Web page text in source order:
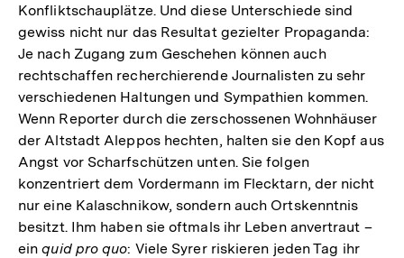
Konfliktschauplätze. Und diese Unterschiede sind
gewiss nicht nur das Resultat gezielter Propaganda:
Je nach Zugang zum Geschehen können auch
rechtschaffen recherchierende Journalisten zu sehr
verschiedenen Haltungen und Sympathien kommen.
Wenn Reporter durch die zerschossenen Wohnhäuser
der Altstadt Aleppos hechten, halten sie den Kopf aus
Angst vor Scharfschützen unten. Sie folgen
konzentriert dem Vordermann im Flecktarn, der nicht
nur eine Kalaschnikow, sondern auch Ortskenntnis
besitzt. Ihm haben sie oftmals ihr Leben anvertraut –
einquid pro quo: Viele Syrer riskieren jeden Tag ihr